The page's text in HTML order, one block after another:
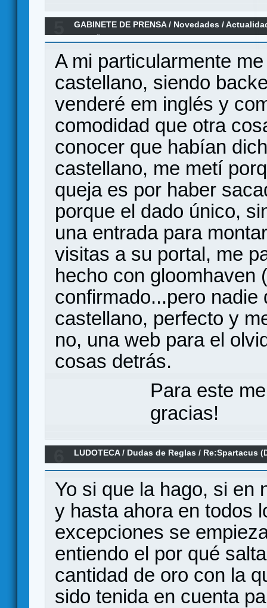
GABINETE DE PRENSA/ Novedades /
A mi particularmente
castellano, siendo
venderé em inglés y
comodidad que otra
conocer que habían
castellano, me metí
queja es por haber
porque el dado único,
una entrada para
visitas a su portal, me
hecho con gloomhaven
confirmado...pero
castellano, perfecto y
no, una web para el
cosas detrás.
Para este
gracias!
LUDOTECA/ Dudas de Reglas / Re:Spartacus
Yo si que la hago, si en
y hasta ahora en todos
excepciones se
entiendo el por qué
cantidad de oro con la
sido tenida en cuenta